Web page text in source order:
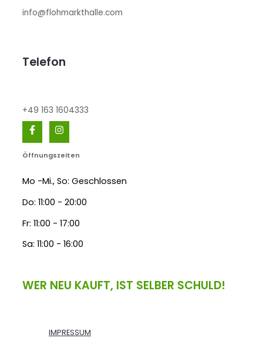
info@flohmarkthalle.com
Telefon
+49 163 1604333
Öffnungszeiten
Mo -Mi., So: Geschlossen
Do: 11:00 - 20:00
Fr: 11:00 - 17:00
Sa: 11:00 - 16:00
WER NEU KAUFT, IST SELBER SCHULD!
IMPRESSUM